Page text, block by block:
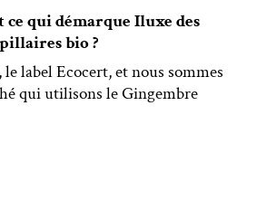
ce qui démarque Iluxe des
bio ?
label Ecocert, et nous sommes
qui utilisons le Gingembre